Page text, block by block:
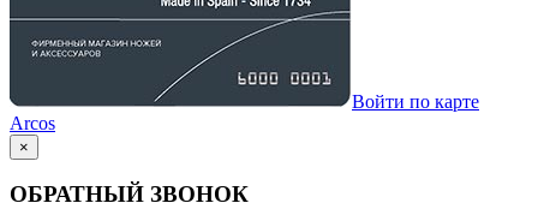
Войти по карте
Arcos
×
ОБРАТНЫЙ ЗВОНОК